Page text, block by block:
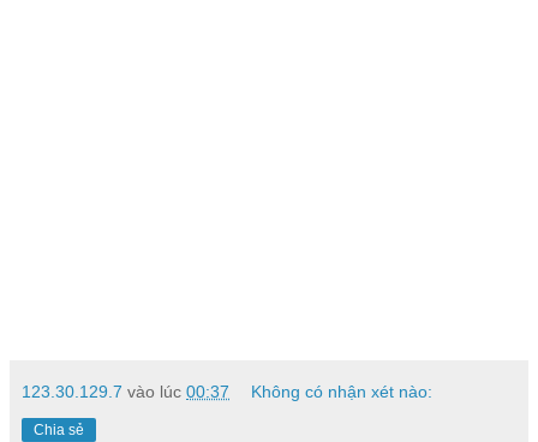
123.30.129.7 vào lúc 00:37 Không có nhận xét nào:
Chia sẻ